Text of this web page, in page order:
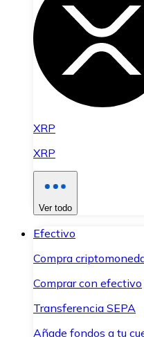
XRP
XRP
Ver todo
Efectivo
Compra
Comprar con efectivo
Transferencia SEPA
Añade fondos a tu